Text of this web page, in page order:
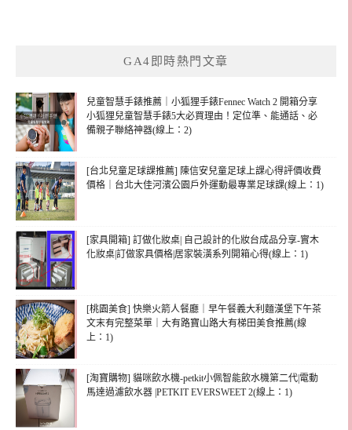
GA4即時熱門文章
兒童智慧手錶推薦｜小狐狸手錶Fennec Watch 2 開箱分享
小狐狸兒童智慧手錶5大必買理由！定位準、能通話、必
備親子聯絡神器(線上：2)
[台北兒童足球課推薦] 陳信安兒童足球上課心得評價收費
價格｜台北大佳河濱公園戶外運動最專業足球課(線上：1)
[家具開箱] 訂做化妝桌| 自己設計的化妝台成品分享-實木
化妝桌|訂做家具價格|居家裝潢系列開箱心得(線上：1)
[桃園美食] 快樂火箭人餐廳｜早午餐義大利麵漢堡下午茶
文末有完整菜單｜大有路寶山路大有梯田美食推薦(線
上：1)
[淘寶購物] 貓咪飲水機-petkit小佩智能飲水機第二代|電動
馬達過濾飲水器 |PETKIT EVERSWEET 2(線上：1)